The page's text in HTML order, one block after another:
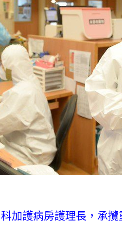
加護病房護理長，承